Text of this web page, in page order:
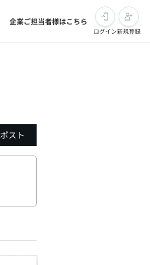
企業ご担当者様はこちら
ログイン新規登録
ポスト